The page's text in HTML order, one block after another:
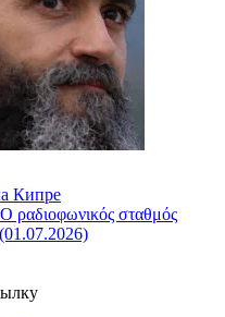
Кипре
σταθμός